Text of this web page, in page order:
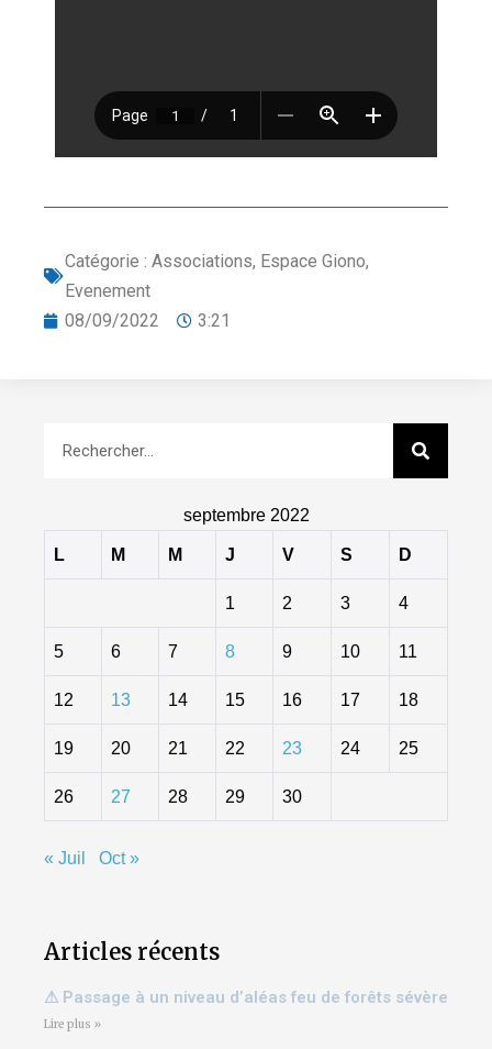
Catégorie : Associations, Espace Giono,
Evenement
08/09/2022
3:21
septembre 2022
L M M J V S D
1 2 3 4
5 6 7 8 9 10 11
12 13 14 15 16 17 18
19 20 21 22 23 24 25
26 27 28 29 30
« Juil Oct »
Articles récents
⚠ Passage à un niveau d’aléas feu de forêts sévère
Lire plus »